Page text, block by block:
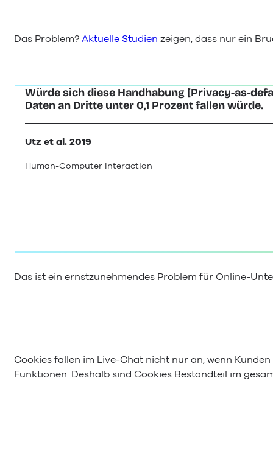
Das Problem?Aktuelle Studien zeigen, dass nur ein
Würde sich diese Handhabung [Privacy-as-
Daten an Dritte unter 0,1 Prozent fallen würde.
Utz et al. 2019
Human-Computer Interaction
Das ist ein ernstzunehmendes Problem für Online-
Cookies fallen im Live-Chat nicht nur an, wenn
Funktionen. Deshalb sind Cookies Bestandteil im